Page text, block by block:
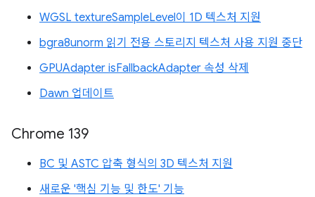
WGSL textureSampleLevel이 1D 텍스처 지원
bgra8unorm 읽기 전용 스토리지 텍스처 사용 지원 중단
GPUAdapter isFallbackAdapter 속성 삭제
Dawn 업데이트
Chrome 139
BC 및 ASTC 압축 형식의 3D 텍스처 지원
새로운 '핵심 기능 및 한도' 기능